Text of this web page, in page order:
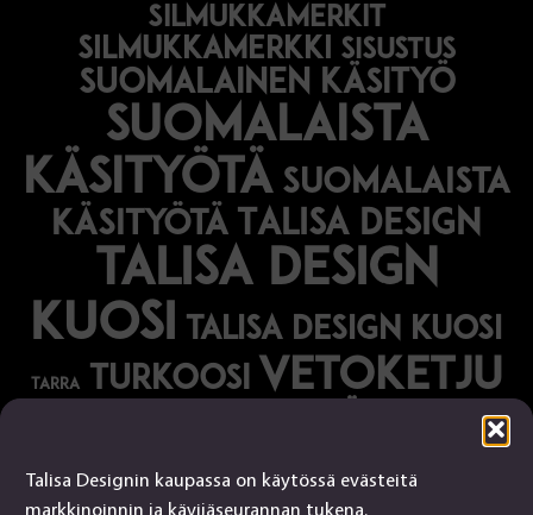
Talisa Designin kaupassa on käytössä evästeitä
markkinoinnin ja kävijäseurannan tukena.
silmukkamerkit
silmukkamerkki sisustus
suomalainen käsityö
suomalaista
käsityötä suomalaista
käsityötä
Talisa Design
talisa design
kuosi talisa design kuosi
tarra turkoosi vetoketju
Talisa Design